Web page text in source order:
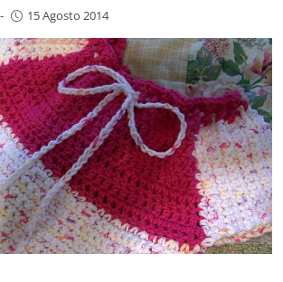
- 15 Agosto 2014